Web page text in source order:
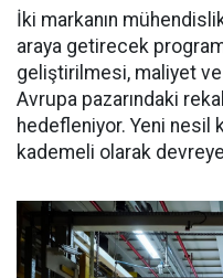
İki markanın
araya getirecek
geliştirilmesi, maliyet ve
Avrupa pazarındaki
hedefleniyor. Yeni nesil
kademeli olarak devreye